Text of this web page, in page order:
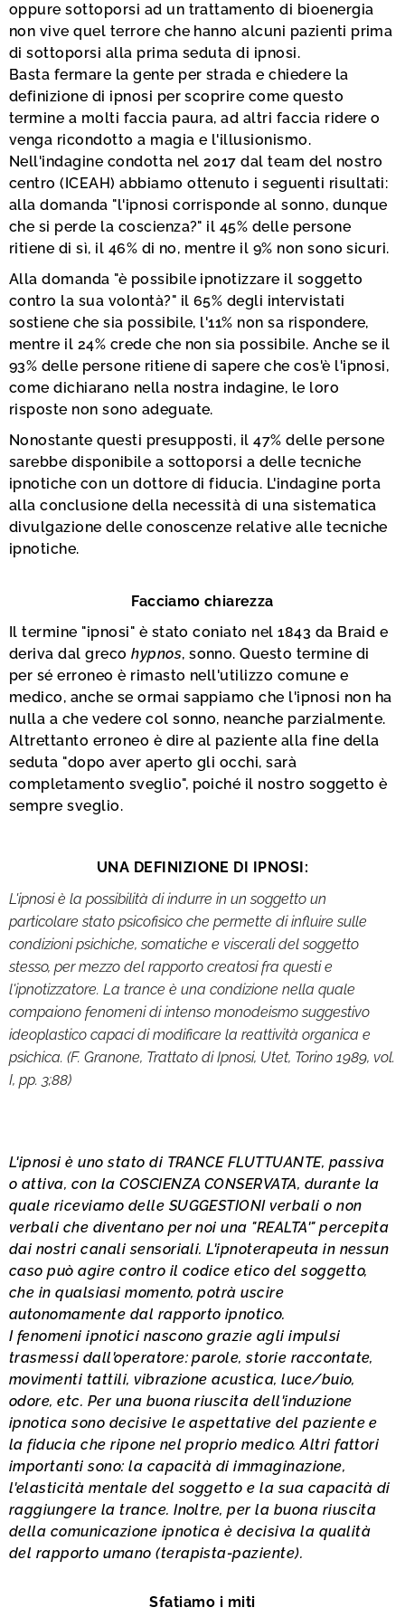
oppure sottoporsi ad un trattamento di bioenergia
non vive quel terrore che hanno alcuni pazienti prima
di sottoporsi alla prima seduta di ipnosi.
Basta fermare la gente per strada e chiedere la
definizione di ipnosi per scoprire come questo
termine a molti faccia paura, ad altri faccia ridere o
venga ricondotto a magia e l'illusionismo.
Nell'indagine condotta nel 2017 dal team del nostro
centro (ICEAH) abbiamo ottenuto i seguenti risultati:
alla domanda "l'ipnosi corrisponde al sonno, dunque
che si perde la coscienza?" il 45% delle persone
ritiene di sì, il 46% di no, mentre il 9% non sono sicuri.
Alla domanda "è possibile ipnotizzare il soggetto
contro la sua volontà?" il 65% degli intervistati
sostiene che sia possibile, l'11% non sa rispondere,
mentre il 24% crede che non sia possibile. Anche se il
93% delle persone ritiene di sapere che cos'è l'ipnosi,
come dichiarano nella nostra indagine, le loro
risposte non sono adeguate.
Nonostante questi presupposti, il 47% delle persone
sarebbe disponibile a sottoporsi a delle tecniche
ipnotiche con un dottore di fiducia. L'indagine porta
alla conclusione della necessità di una sistematica
divulgazione delle conoscenze relative alle tecniche
ipnotiche.
Facciamo chiarezza
Il termine "ipnosi" è stato coniato nel 1843 da Braid e
deriva dal grecohypnos, sonno. Questo termine di
per sé erroneo è rimasto nell'utilizzo comune e
medico, anche se ormai sappiamo che l'ipnosi non ha
nulla a che vedere col sonno, neanche parzialmente.
Altrettanto erroneo è dire al paziente alla fine della
seduta "dopo aver aperto gli occhi, sarà
completamento sveglio", poiché il nostro soggetto è
sempre sveglio.
UNA DEFINIZIONE DI IPNOSI:
L'ipnosi è la possibilità di indurre in un soggetto un
particolare stato psicofisico che permette di influire sulle
condizioni psichiche, somatiche e viscerali del soggetto
stesso, per mezzo del rapporto creatosi fra questi e
l'ipnotizzatore. La trance è una condizione nella quale
compaiono fenomeni di intenso monodeismo suggestivo
ideoplastico capaci di modificare la reattività organica e
psichica. (F. Granone, Trattato di Ipnosi, Utet, Torino 1989, vol.
I, pp. 3;88)
L'ipnosi è uno stato di TRANCE FLUTTUANTE, passiva
o attiva, con la COSCIENZA CONSERVATA, durante la
quale riceviamo delle SUGGESTIONI verbali o non
verbali che diventano per noi una "REALTA'" percepita
dai nostri canali sensoriali. L'ipnoterapeuta in nessun
caso può agire contro il codice etico del soggetto,
che in qualsiasi momento, potrà uscire
autonomamente dal rapporto ipnotico.
I fenomeni ipnotici nascono grazie agli impulsi
trasmessi dall'operatore: parole, storie raccontate,
movimenti tattili, vibrazione acustica, luce/buio,
odore, etc. Per una buona riuscita dell'induzione
ipnotica sono decisive le aspettative del paziente e
la fiducia che ripone nel proprio medico. Altri fattori
importanti sono: la capacità di immaginazione,
l'elasticità mentale del soggetto e la sua capacità di
raggiungere la trance. Inoltre, per la buona riuscita
della comunicazione ipnotica è decisiva la qualità
del rapporto umano (terapista-paziente).
Sfatiamo i miti